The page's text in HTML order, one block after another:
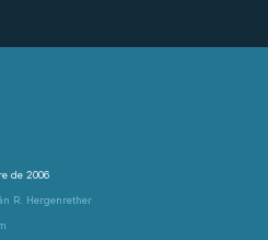
de 2006
R. Hergenrether